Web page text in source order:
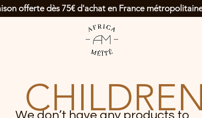
We don’t have any products to
CHILDREN